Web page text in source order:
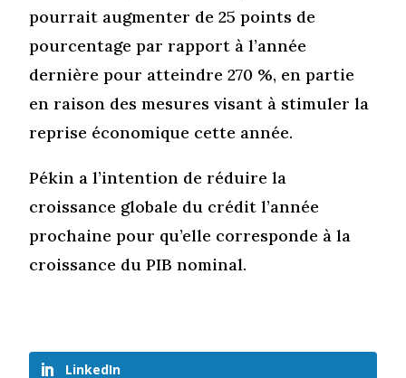
pourrait augmenter de 25 points de
pourcentage par rapport à l’année
dernière pour atteindre 270 %, en partie
en raison des mesures visant à stimuler la
reprise économique cette année.
Pékin a l’intention de réduire la
croissance globale du crédit l’année
prochaine pour qu’elle corresponde à la
croissance du PIB nominal.
LinkedIn